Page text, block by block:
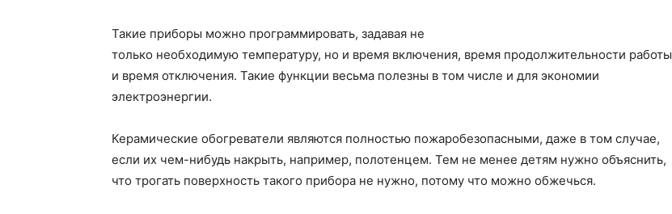
Такие приборы можно программировать, задавая не
только необходимую температуру, но и время включения, время продолжительности работы
и время отключения. Такие функции весьма полезны в том числе и для экономии
электроэнергии.
Керамические обогреватели являются полностью пожаробезопасными, даже в том случае,
если их чем-нибудь накрыть, например, полотенцем. Тем не менее детям нужно объяснить,
что трогать поверхность такого прибора не нужно, потому что можно обжечься.